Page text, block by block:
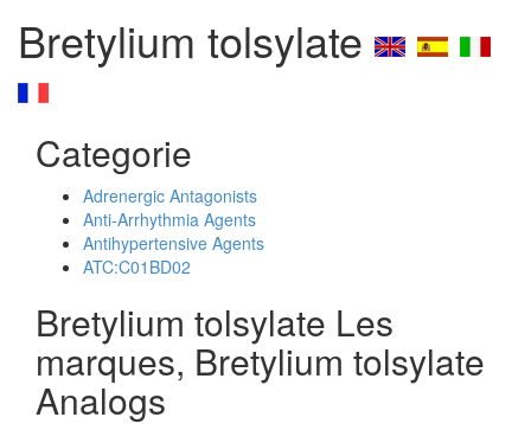
Bretylium tolsylate
Categorie
Adrenergic Antagonists
Anti-Arrhythmia Agents
Antihypertensive Agents
ATC:C01BD02
Bretylium tolsylate Les
marques, Bretylium tolsylate
Analogs